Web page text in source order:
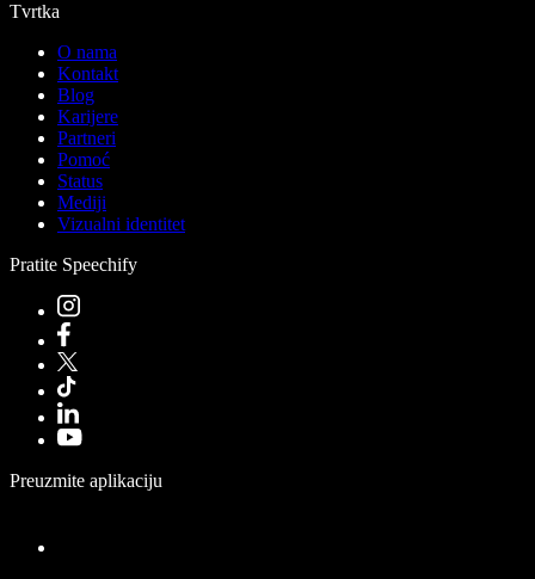
Tvrtka
O nama
Kontakt
Blog
Karijere
Partneri
Pomoć
Status
Mediji
Vizualni identitet
Pratite Speechify
Preuzmite aplikaciju